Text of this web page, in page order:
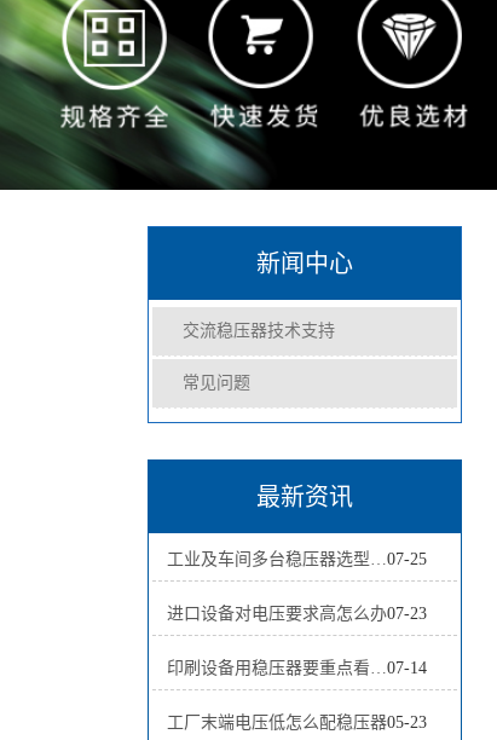
新闻中心
交流稳压器技术支持
常见问题
最新资讯
工业及车间多台稳压器选型方案全面解析07-25
进口设备对电压要求高怎么办07-23
印刷设备用稳压器要重点看什么07-14
工厂末端电压低怎么配稳压器05-23